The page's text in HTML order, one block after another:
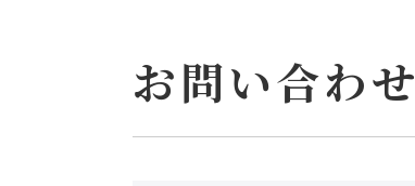
お問い合わせ